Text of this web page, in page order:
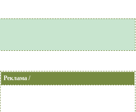
Реклама /